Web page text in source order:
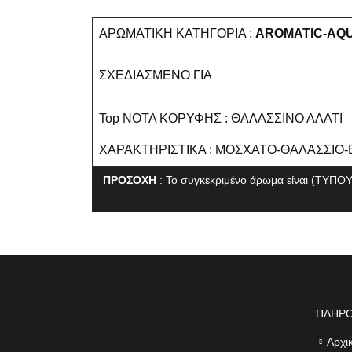
ΑΡΩΜΑΤΙΚΗ ΚΑΤΗΓΟΡΙΑ : AROMATIC-
ΣΧΕΔΙΑΣΜΕΝΟ ΓΙΑ
Top ΝΟΤΑ ΚΟΡΥΦΗΣ : ΘΑΛΑΣΣΙΝΟ ΑΛΑΤΙ
ΧΑΡΑΚΤΗΡΙΣΤΙΚΑ : ΜΟΣΧΑΤΟ-
ΠΡΟΣΟΧΗ: Το συγκεκριμένο άρωμα είναι